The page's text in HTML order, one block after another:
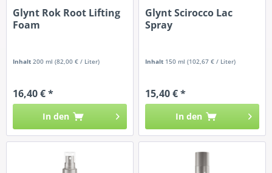
Glynt Rok Root Lifting
Foam
Inhalt200 ml(82,00 € / Liter)
16,40 € *
In den
Glynt Scirocco Lac
Spray
Inhalt 150 ml(102,67 € / Liter)
15,40 € *
In den